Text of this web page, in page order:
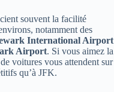
souvent la facilité
notamment des
International Airport
Airport. Si vous aimez la
voitures vous attendent sur
qu’à JFK.